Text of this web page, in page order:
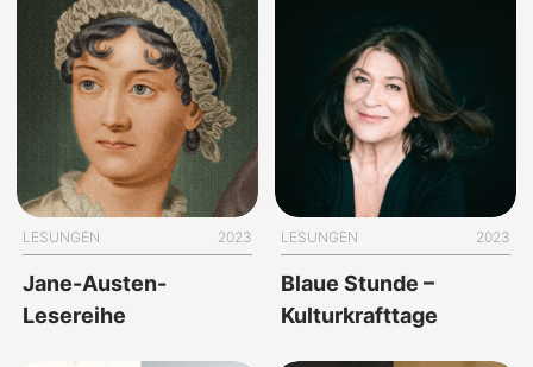
LESUNGEN 2023
Jane-Austen-
Lesereihe
LESUNGEN 2023
Blaue Stunde –
Kulturkrafttage